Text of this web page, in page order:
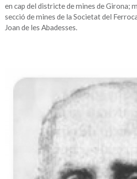
en cap del districte de mines de Girona;
secció de mines de la Societat del
Joan de les Abadesses.